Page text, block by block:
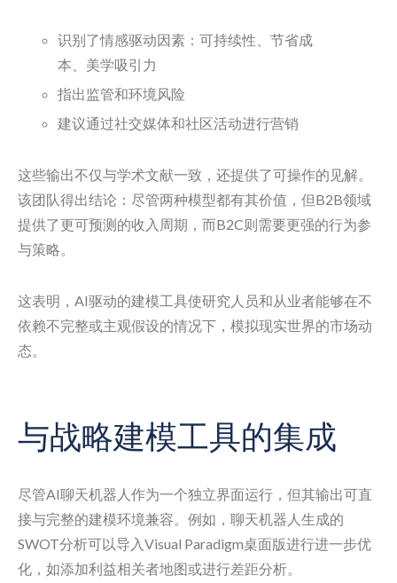
识别了情感驱动因素：可持续性、节省成
本、美学吸引力
指出监管和环境风险
建议通过社交媒体和社区活动进行营销
这些输出不仅与学术文献一致，还提供了可操作的见解。
该团队得出结论：尽管两种模型都有其价值，但B2B领域
提供了更可预测的收入周期，而B2C则需要更强的行为参
与策略。
这表明，AI驱动的建模工具使研究人员和从业者能够在不
依赖不完整或主观假设的情况下，模拟现实世界的市场动
态。
与战略建模工具的集成
尽管AI聊天机器人作为一个独立界面运行，但其输出可直
接与完整的建模环境兼容。例如，聊天机器人生成的
SWOT分析可以导入Visual Paradigm桌面版进行进一步优
化，如添加利益相关者地图或进行差距分析。